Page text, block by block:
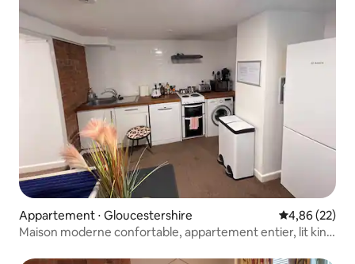
Appartement ⋅ Gloucestershire Évaluation
4,86 (22)
Maison moderne confortable, appartement entier, lit king